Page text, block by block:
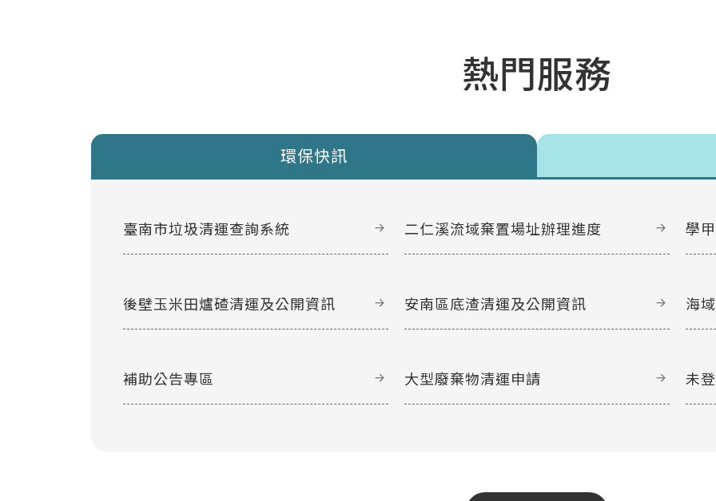
熱門服務
環保快訊
臺南市垃圾清運查詢系統 二仁溪流域棄置場址辦理進度 學
後壁玉米田爐碴清運及公開資訊 安南區底渣清運及公開資訊 海
補助公告專區 大型廢棄物清運申請 未